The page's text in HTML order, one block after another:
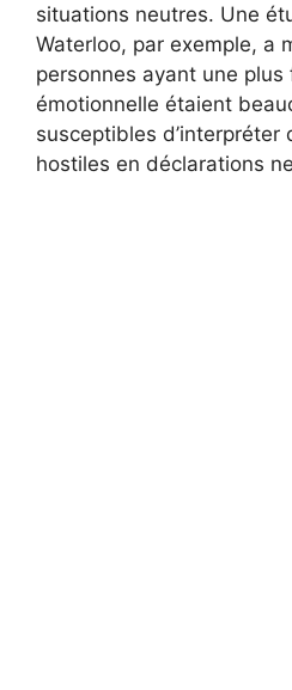
situations neutres. Une
Waterloo, par exemple, a
personnes ayant une
émotionnelle étaient
susceptibles d’interpréter
hostiles en déclarations